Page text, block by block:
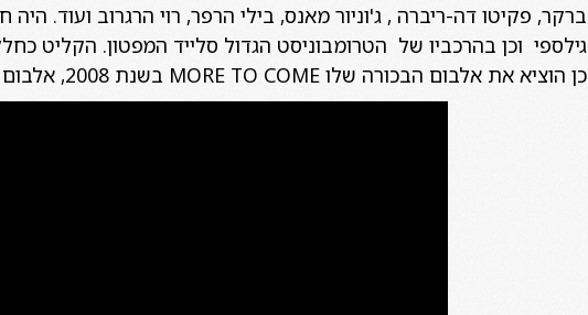
ברקר, פקיטו דה-ריברה , ג'וניור מאנס, בילי הרפר, רוי הרגרוב ועוד.
גילספי וכן בהרכביו של הטרומבוניסט הגדול סלייד המפטון. הקליט
כן הוציא את אלבום הבכורה שלו MORE TO COME בשנת 2008, אלבום שזכה לשבחים רבים.